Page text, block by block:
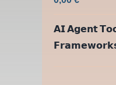
mit
𝗔𝗜 𝗔𝗴𝗲𝗻𝘁